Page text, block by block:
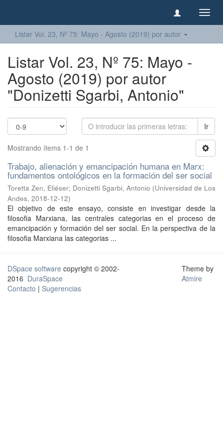
Listar Vol. 23, Nº 75: Mayo - Agosto (2019) por autor
Listar Vol. 23, Nº 75: Mayo -
Agosto (2019) por autor
"Donizetti Sgarbi, Antonio"
Ir
Mostrando ítems 1-1 de 1
Trabajo, alienación y emancipación humana en Marx:
fundamentos ontológicos en la formación del ser social
Toretta Zen, Eliéser; Donizetti Sgarbi, Antonio (Universidad de Los
Andes, 2018-12-12)
El objetivo de este ensayo, consiste en investigar desde la
filosofia Marxiana, las centrales categorias en el proceso de
emancipación y formación del ser social. En la perspectiva de la
filosofia Marxiana las categorias ...
DSpace software copyright © 2002-
2016 DuraSpace
Contacto | Sugerencias
Theme by
Atmire